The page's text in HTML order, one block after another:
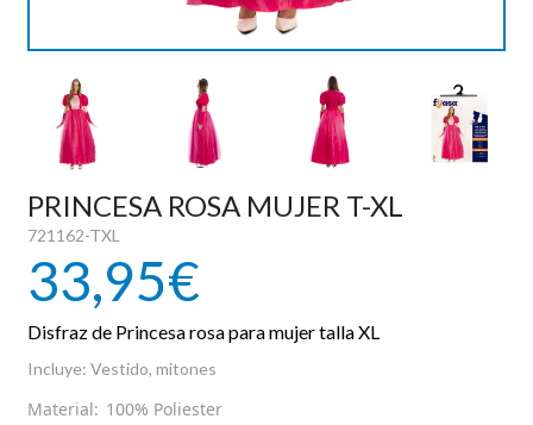
VESTUARIO PAYESES
REVELACION
HALLOWEEN
PRINCESA ROSA MUJER T-XL
721162-TXL
33,95€
Disfraz de Princesa rosa para mujer talla XL
Incluye: Vestido, mitones
Material: 100% Poliester